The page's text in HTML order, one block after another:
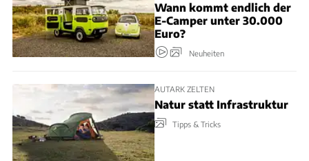
Wann kommt endlich der
E-Camper unter 30.000
Euro?
Neuheiten
AUTARK ZELTEN
Natur statt Infrastruktur
Tipps & Tricks